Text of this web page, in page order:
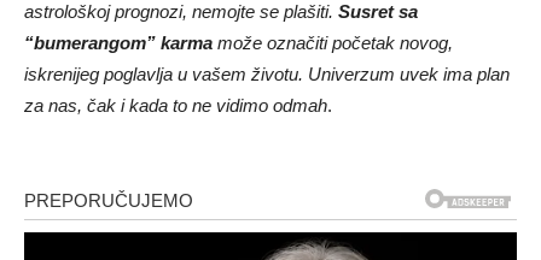
astrološkoj prognozi, nemojte se plašiti. Susret sa
“bumerangom” karma može označiti početak novog,
iskrenijeg poglavlja u vašem životu. Univerzum uvek ima plan
za nas, čak i kada to ne vidimo odmah.